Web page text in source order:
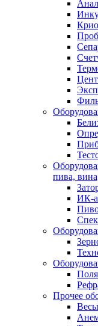
пива,
ИК-
Прочее